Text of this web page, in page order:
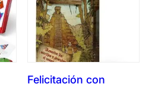
Felicitación con